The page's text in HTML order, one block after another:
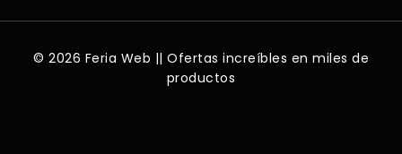
© 2026 Feria Web || Ofertas increíbles en miles de
productos